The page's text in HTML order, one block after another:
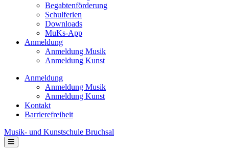
Begabtenförderung
Schulferien
Downloads
MuKs-App
Anmeldung
Anmeldung Musik
Anmeldung Kunst
Anmeldung
Anmeldung Musik
Anmeldung Kunst
Kontakt
Barrierefreiheit
Musik- und Kunstschule Bruchsal
Navigation